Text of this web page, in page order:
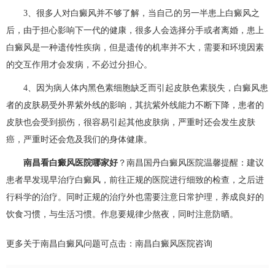
3、很多人对白癜风并不够了解，当自己的另一半患上白癜风之
后，由于担心影响下一代的健康，很多人会选择分手或者离婚，患上
白癜风是一种遗传性疾病，但是遗传的机率并不大，需要和环境因素
的交互作用才会发病，不必过分担心。
4、因为病人体内黑色素细胞缺乏而引起皮肤色素脱失，白癜风患
者的皮肤易受外界紫外线的影响，其抗紫外线能力不断下降，患者的
皮肤也会受到损伤，很容易引起其他皮肤病，严重时还会发生皮肤
癌，严重时还会危及我们的身体健康。
南昌看白癜风医院哪家好 ？南昌国丹白癜风医院温馨提醒：建议
患者早发现早治疗白癜风，前往正规的医院进行细致的检查，之后进
行科学的治疗。同时正规的治疗外也需要注意日常护理，养成良好的
饮食习惯，与生活习惯。作息要规律少熬夜，同时注意防晒。
更多关于南昌白癜风问题可点击： 南昌白癜风医院咨询